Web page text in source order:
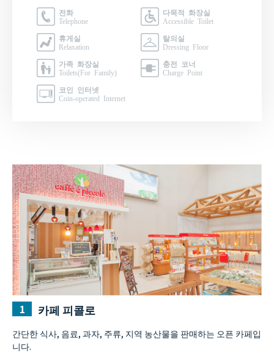
전화
Telephone
다목적 화장실
Accessible Toilet
휴게실
Relaxation
탈의실
Dressing Floor
가족 화장실
Toilets(For Family)
충전 코너
Charge Point
코인 인터넷
Coin-operated Internet
카페 피콜로
간단한 식사, 음료, 과자, 주류, 지역 농산물을 판매하는 오픈 카페입
니다.